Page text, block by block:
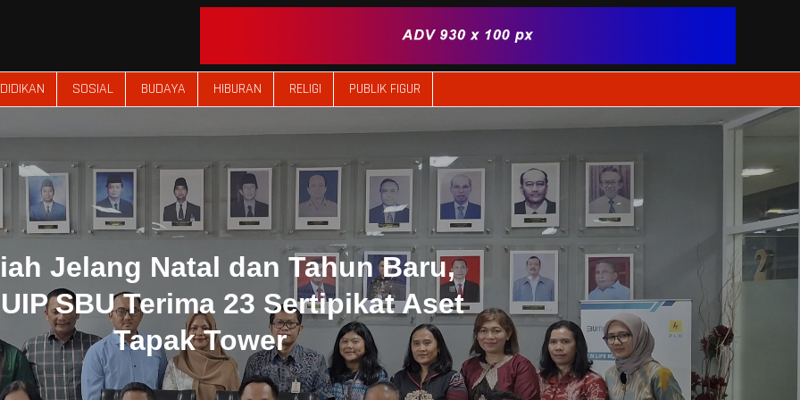
SOSIAL BUDAYA HIBURAN RELIGI PUBLIK FIGUR
Jelang Natal dan Tahun Baru,
SBU Terima 23 Sertipikat Aset
Tapak Tower